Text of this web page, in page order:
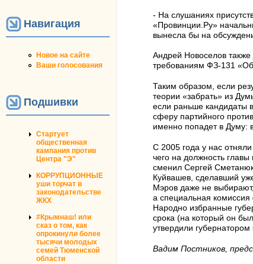
Навигация
Новое на сайте
Ваши голосования
Подшивки
Стартует
общественная
кампания против
Центра "Э"
КОРРУПЦИОННЫЕ
уши торчат в
законодательстве
ЖКХ
#Крымнаш! или
сказ о том, как
опрокинули более
тысячи молодых
семей Тюменской
области
- На слушаниях
«Провинции.Ру»
вынесла бы на
Андрей Новоселов также
требованиям ФЗ-131
Таким образом, если
теории «забрать» из
если раньше кандидаты
сферу партийного
именно попадет в Думу:
С 2005 года у нас
чего на должность
сменил Сергей
Куйвашев, сделавший
Мэров даже не
а специальная
Народно избранные
срока (на который он
утвердили
Вадим Постников,